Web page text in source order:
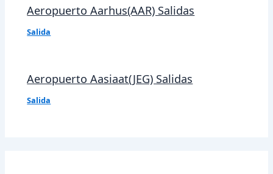
Aeropuerto Aarhus(AAR) Salidas
Salida
Aeropuerto Aasiaat(JEG) Salidas
Salida